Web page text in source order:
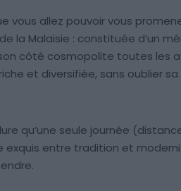
vous allez pouvoir vous
la Malaisie : constituée d’un
côté cosmopolite toutes les
et diversifiée, sans oublier
qu’une seule journée
entre tradition et